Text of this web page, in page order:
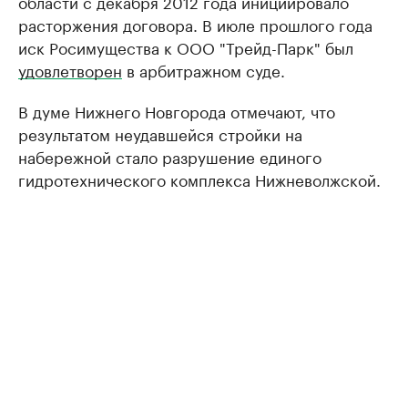
расторжения договора. В июле прошлого года
иск Росимущества к ООО "Трейд-Парк" был
удовлетворен в арбитражном суде.
В думе Нижнего Новгорода отмечают, что
результатом неудавшейся стройки на
набережной стало разрушение единого
гидротехнического комплекса Нижневолжской.